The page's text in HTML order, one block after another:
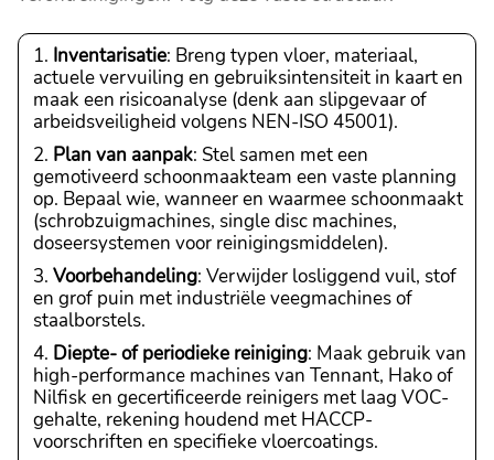
Inventarisatie: Breng typen vloer, materiaal,
actuele vervuiling en gebruiksintensiteit in kaart en
maak een risicoanalyse (denk aan slipgevaar of
arbeidsveiligheid volgens NEN-ISO 45001).
Plan van aanpak: Stel samen met een
gemotiveerd schoonmaakteam een vaste planning
op. Bepaal wie, wanneer en waarmee schoonmaakt
(schrobzuigmachines, single disc machines,
doseersystemen voor reinigingsmiddelen).
Voorbehandeling: Verwijder losliggend vuil, stof
en grof puin met industriële veegmachines of
staalborstels.
Diepte- of periodieke reiniging: Maak gebruik van
high-performance machines van Tennant, Hako of
Nilfisk en gecertificeerde reinigers met laag VOC-
gehalte, rekening houdend met HACCP-
voorschriften en specifieke vloercoatings.